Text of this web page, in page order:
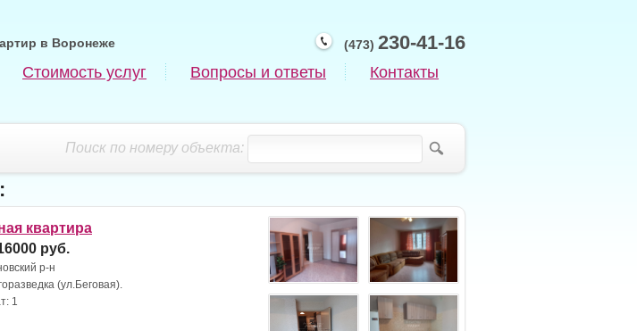
(473) 230-41-16
в Воронеже
Стоимость услуг Вопросы и ответы Контакты
Поиск по номеру объекта:
квартира
руб.
р-н
(ул.Беговая).
1